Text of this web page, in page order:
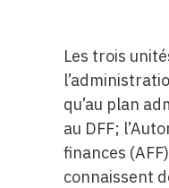
Les trois
qu’au plan
au DFF;
finances
connaissent